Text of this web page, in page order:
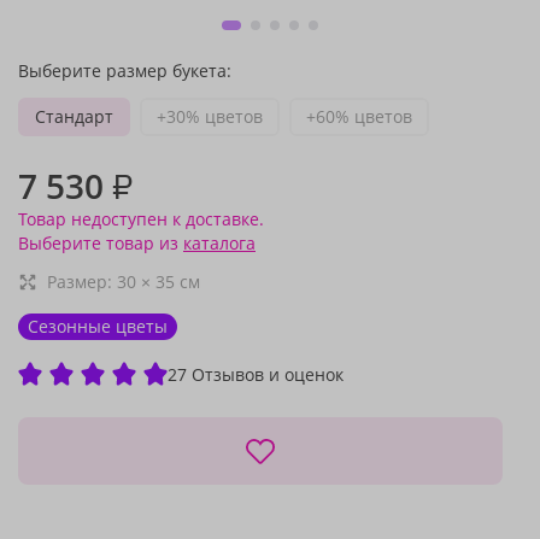
Выберите размер букета:
Стандарт
+30% цветов +60% цветов
7 530 ₽
Товар недоступен к доставке.
Выберите товар из каталога
Размер: 30 × 35 см
Сезонные цветы
27 Отзывов и оценок